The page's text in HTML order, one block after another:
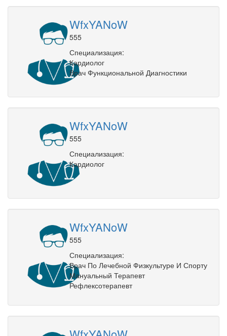
WfxYANoW
555
Специализация:
Кардиолог
Врач Функциональной Диагностики
WfxYANoW
555
Специализация:
Кардиолог
WfxYANoW
555
Специализация:
Врач По Лечебной Физкультуре И Спорту
Мануальный Терапевт
Рефлексотерапевт